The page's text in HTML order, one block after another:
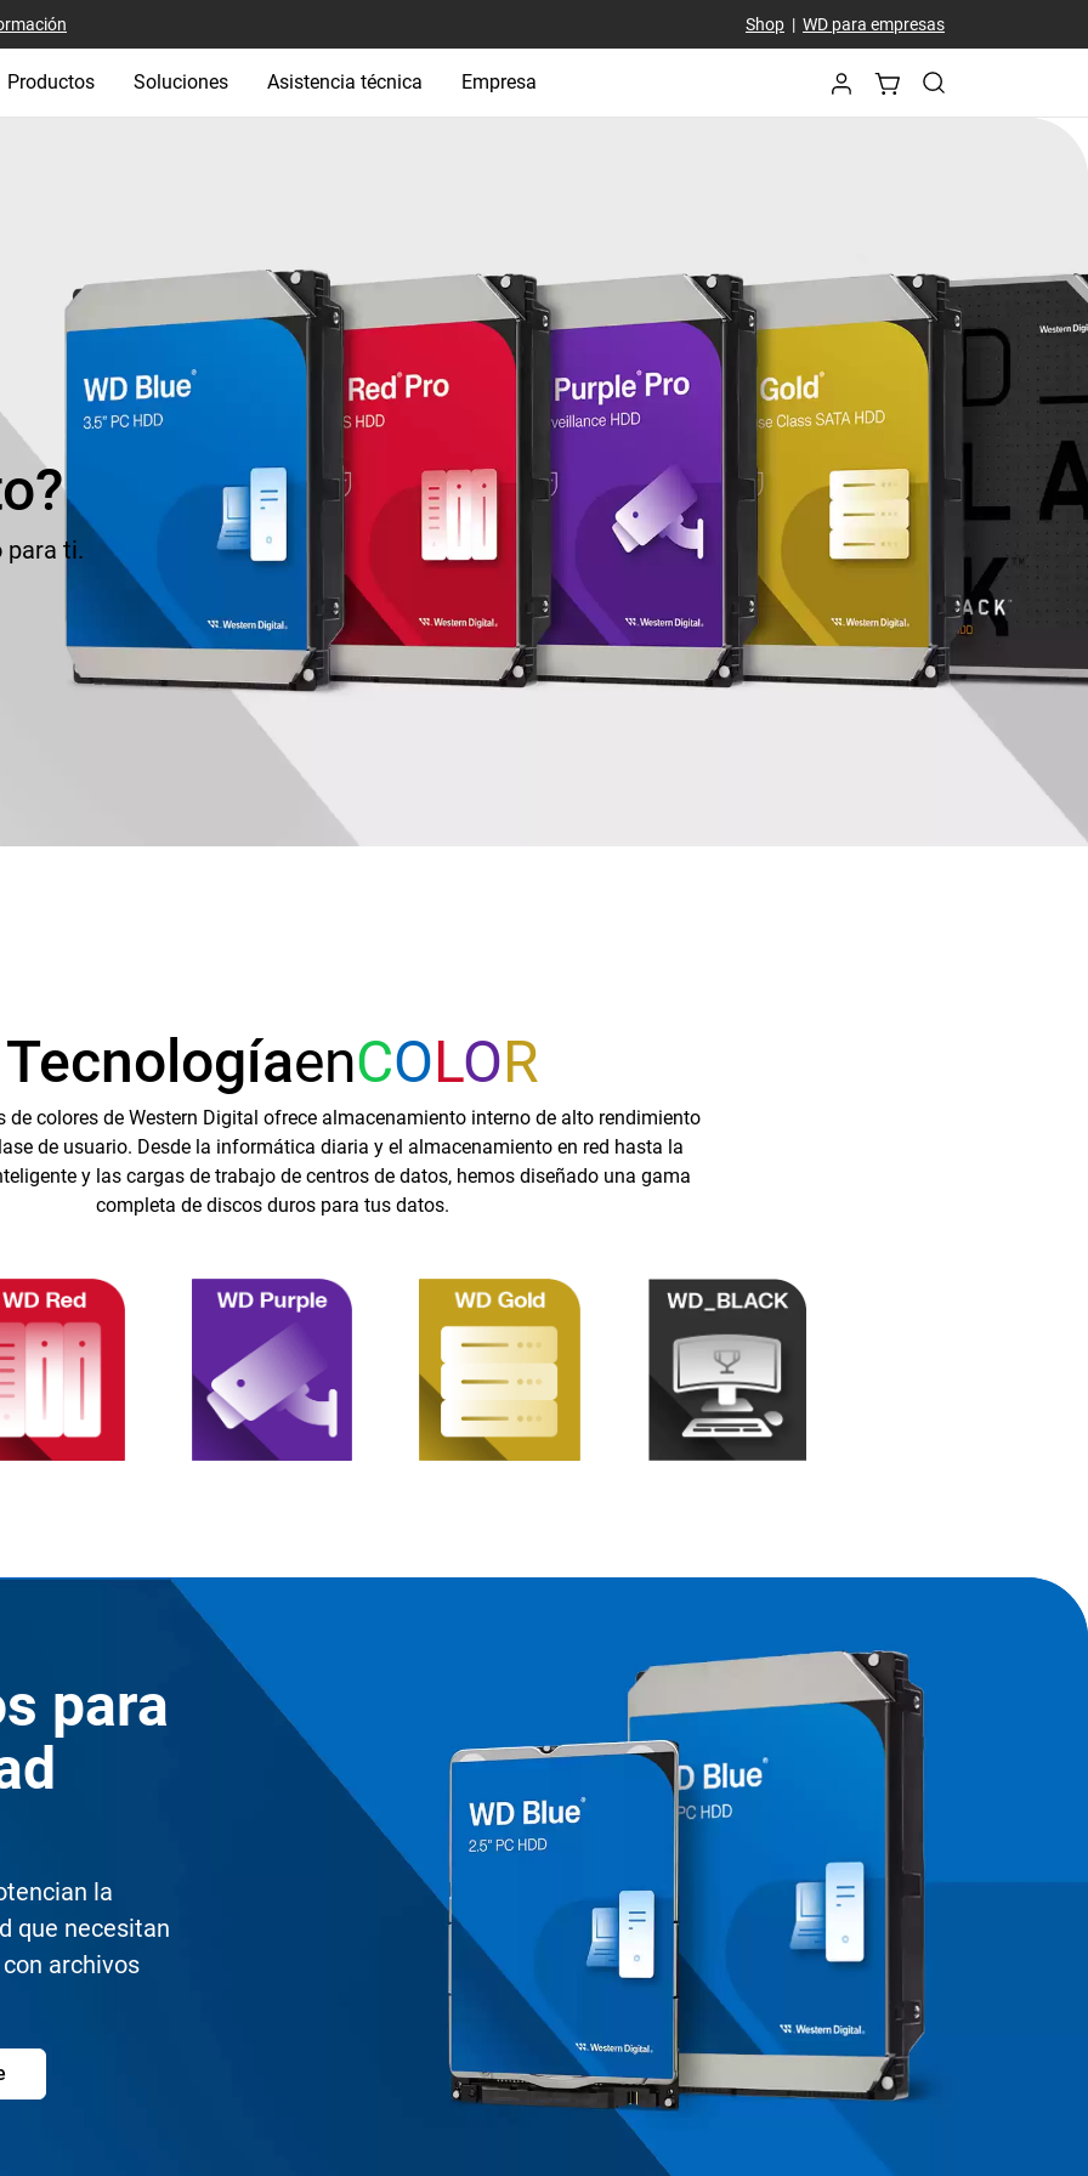
Shop| WD para empresas
Productos Soluciones Asistencia técnica Empresa
para ti.
TecnologíaenCOLOR
de colores de Western Digital ofrece almacenamiento interno de alto rendimiento
de usuario. Desde la informática diaria y el almacenamiento en red hasta la
y las cargas de trabajo de centros de datos, hemos diseñado una gama
completa de discos duros para tus datos.
para
la
que necesitan
archivos